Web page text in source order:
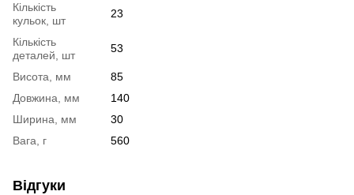
Кількість
кульок, шт
23
Кількість
деталей, шт
53
Висота, мм
85
Довжина, мм
140
Ширина, мм
30
Вага, г
560
Відгуки